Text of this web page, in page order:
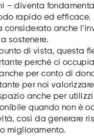
– diventa
rapido ed efficace.
considerato anche
sostenere.
di vista, questa
perché ci
per conto di
per noi valorizzare
anche per utilizzi
quando non è
così da generare
miglioramento.